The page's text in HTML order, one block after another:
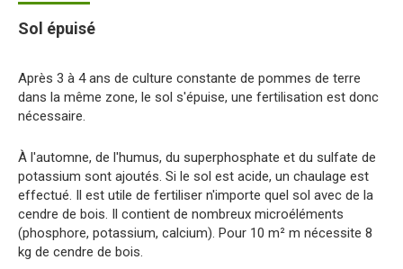
Sol épuisé
Après 3 à 4 ans de culture constante de pommes de terre
dans la même zone, le sol s'épuise, une fertilisation est donc
nécessaire.
À l'automne, de l'humus, du superphosphate et du sulfate de
potassium sont ajoutés. Si le sol est acide, un chaulage est
effectué. Il est utile de fertiliser n'importe quel sol avec de la
cendre de bois. Il contient de nombreux microéléments
(phosphore, potassium, calcium). Pour 10 m² m nécessite 8
kg de cendre de bois.